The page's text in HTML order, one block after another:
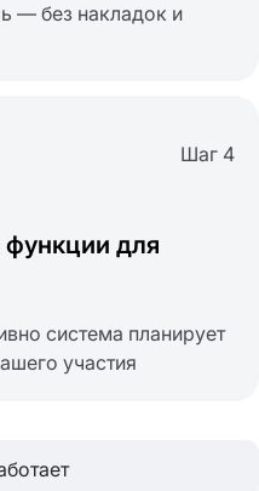
— без накладок и
Шаг 4
функции для
система планирует
участия